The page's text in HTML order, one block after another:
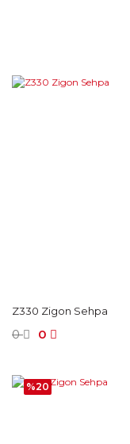
Z330 Zigon Sehpa
0 0
%20